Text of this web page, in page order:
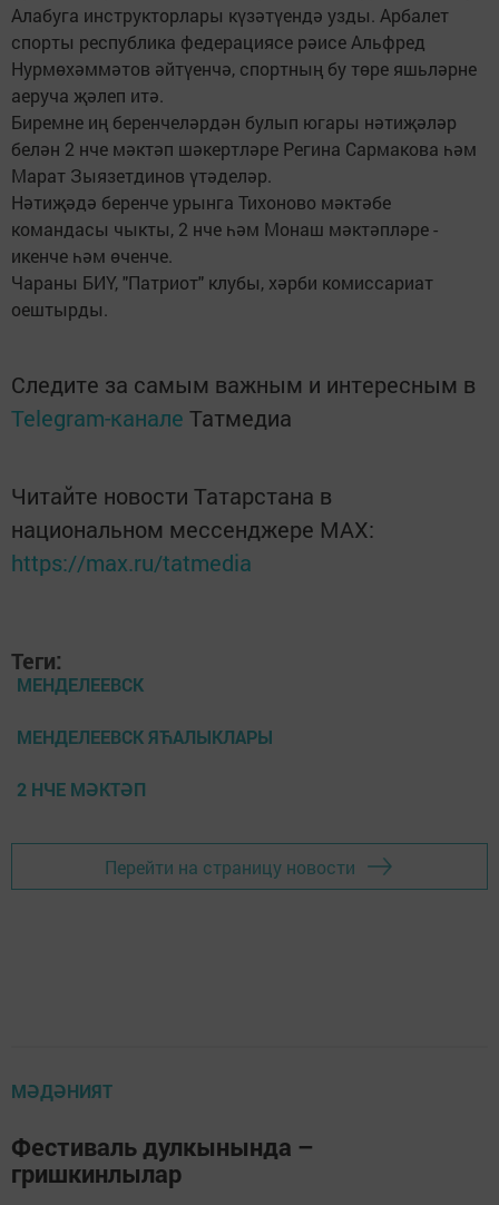
Алабуга инструкторлары күзәтүендә узды. Арбалет
спорты республика федерациясе рәисе Альфред
Нурмөхәммәтов әйтүенчә, спортның бу төре яшьләрне
аеруча җәлеп итә.
Биремне иң беренчеләрдән булып югары нәтиҗәләр
белән 2 нче мәктәп шәкертләре Регина Сармакова һәм
Марат Зыязетдинов үтәделәр.
Нәтиҗәдә беренче урынга Тихоново мәктәбе
командасы чыкты, 2 нче һәм Монаш мәктәпләре -
икенче һәм өченче.
Чараны БИҮ, "Патриот" клубы, хәрби комиссариат
оештырды.
Следите за самым важным и интересным в
Telegram-канале Татмедиа
Читайте новости Татарстана в
национальном мессенджере MАХ:
https://max.ru/tatmedia
Теги:
МЕНДЕЛЕЕВСК
МЕНДЕЛЕЕВСК ЯЋАЛЫКЛАРЫ
2 НЧЕ МӘКТӘП
Перейти на страницу новости
МӘДӘНИЯТ
Фестиваль дулкынында –
гришкинлылар